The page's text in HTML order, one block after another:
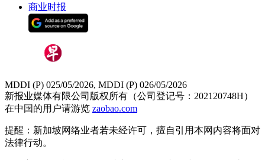
商业时报
MDDI (P) 025/05/2026, MDDI (P) 026/05/2026
新报业媒体有限公司版权所有（公司登记号：202120748H）
在中国的用户请游览 zaobao.com
提醒：新加坡网络业者若未经许可，擅自引用本网内容将面对
法律行动。